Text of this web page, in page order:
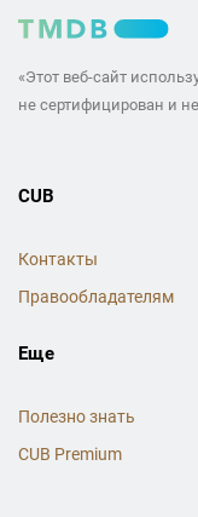
«Этот веб-сайт
не сертифицирован и
CUB
Контакты
Правообладателям
Еще
Полезно знать
CUB Premium